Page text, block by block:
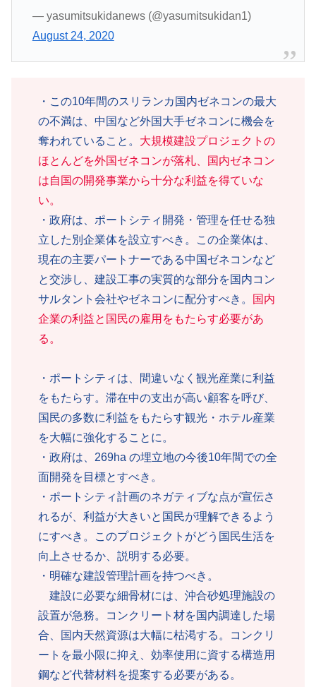
— yasumitsukidanews (@yasumitsukidan1)
August 24, 2020
・この10年間のスリランカ国内ゼネコンの最大
の不満は、中国など外国大手ゼネコンに機会を
奪われていること。 大規模建設プロジェクトの
ほとんどを外国ゼネコンが落札、国内ゼネコン
は自国の開発事業から十分な利益を得ていな
い。
・政府は、ポートシティ開発・管理を任せる独
立した別企業体を設立すべき。この企業体は、
現在の主要パートナーである中国ゼネコンなど
と交渉し、建設工事の実質的な部分を国内コン
サルタント会社やゼネコンに配分すべき。
国内
企業の利益と国民の雇用をもたらす必要があ
る。
・ポートシティは、間違いなく観光産業に利益
をもたらす。滞在中の支出が高い顧客を呼び、
国民の多数に利益をもたらす観光・ホテル産業
を大幅に強化することに。
・政府は、269ha の埋立地の今後10年間での全
面開発を目標とすべき。
・ポートシティ計画のネガティブな点が宣伝さ
れるが、利益が大きいと国民が理解できるよう
にすべき。このプロジェクトがどう国民生活を
向上させるか、説明する必要。
・明確な建設管理計画を持つべき。
建設に必要な細骨材には、沖合砂処理施設の
設置が急務。コンクリート材を国内調達した場
合、国内天然資源は大幅に枯渇する。コンクリ
ートを最小限に抑え、効率使用に資する構造用
鋼など代替材料を提案する必要がある。